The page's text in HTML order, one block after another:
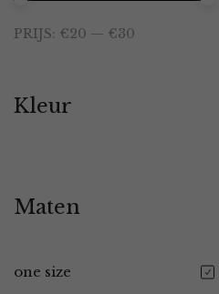
PRIJS: €20 — €30
Kleur
Maten
one size